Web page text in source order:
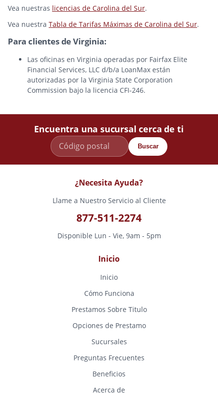
Vea nuestras licencias de Carolina del Sur.
Vea nuestra Tabla de Tarifas Máximas de Carolina del Sur.
Para clientes de Virginia:
Las oficinas en Virginia operadas por Fairfax Elite
Financial Services, LLC d/b/a LoanMax están
autorizadas por la Virginia State Corporation
Commission bajo la licencia CFI-246.
Encuentra una sucursal cerca de ti
Buscar
¿Necesita Ayuda?
Llame a Nuestro Servicio al Cliente
877-511-2274
Disponible Lun - Vie, 9am - 5pm
Inicio
Inicio
Cómo Funciona
Prestamos Sobre Titulo
Opciones de Prestamo
Sucursales
Preguntas Frecuentes
Beneficios
Acerca de